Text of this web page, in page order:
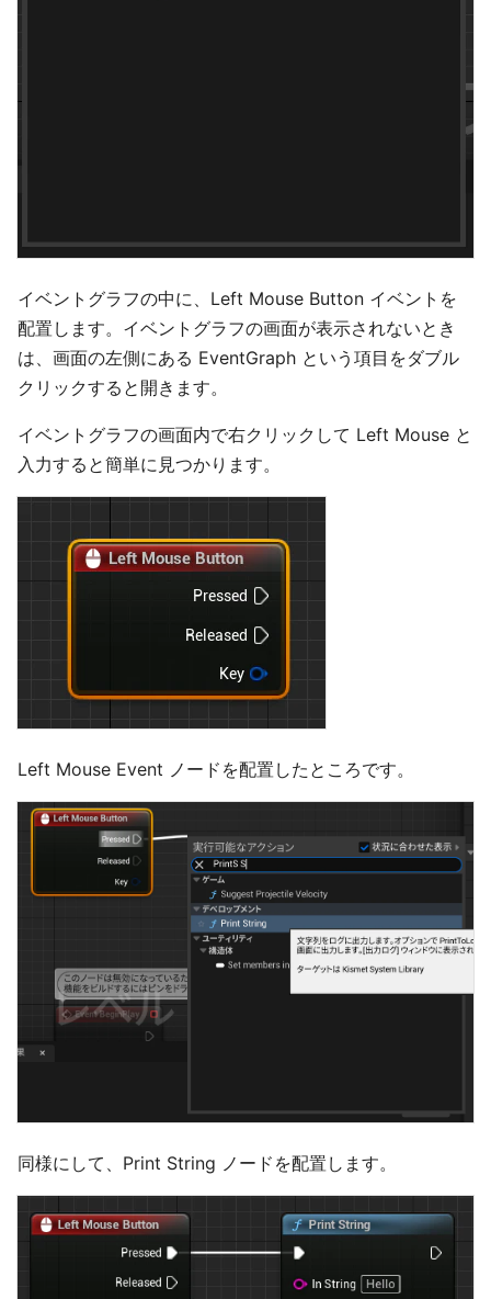
イベントグラフの中に、Left Mouse Button イベントを
配置します。イベントグラフの画面が表示されないとき
は、画面の左側にある EventGraph という項目をダブル
クリックすると開きます。
イベントグラフの画面内で右クリックして Left Mouse と
入力すると簡単に見つかります。
Left Mouse Event ノードを配置したところです。
同様にして、Print String ノードを配置します。